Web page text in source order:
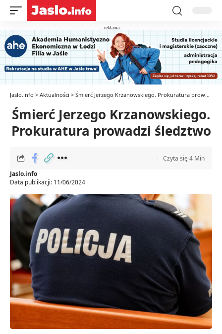
- reklama-
Jaslo.info > Aktualności > Śmierć Jerzego Krzanowskiego. Prokuratura prowadzi śledztwo
Śmierć Jerzego Krzanowskiego.
Prokuratura prowadzi śledztwo
Data publikacji: 11/06/2024
Jaslo.info
Czyta się 4 Min